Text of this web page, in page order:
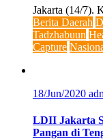
Jakarta (14/7).
Berita Daerah
Tadzhabuun
Capture
18/Jun/2020
LDII Jakarta
Pangan di